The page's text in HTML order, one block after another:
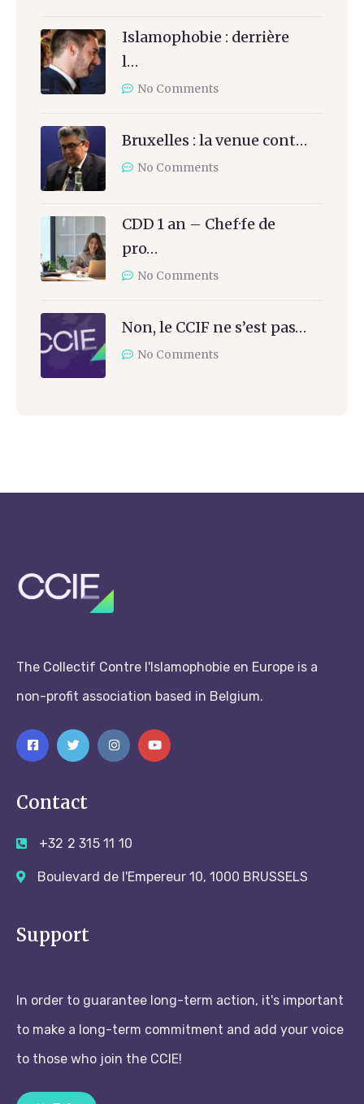
Islamophobie : derrière
l…
No Comments
Bruxelles : la venue cont…
No Comments
CDD 1 an – Chef·fe de
pro…
No Comments
Non, le CCIF ne s’est pas…
No Comments
The Collectif Contre l'Islamophobie en Europe is a
non-profit association based in Belgium.
Contact
+32 2 315 11 10
Boulevard de l'Empereur 10, 1000 BRUSSELS
Support
In order to guarantee long-term action, it's important
to make a long-term commitment and add your voice
to those who join the CCIE!